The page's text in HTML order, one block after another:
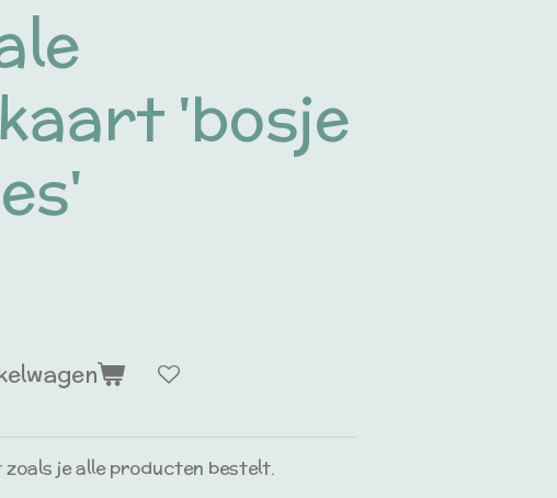
'bosje
je alle producten bestelt.